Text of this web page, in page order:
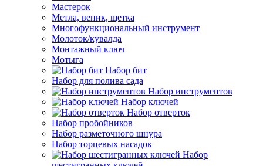
Мастерок
Метла, веник, щетка
Многофункциональный инструмент
Молоток/кувалда
Монтажный ключ
Мотыга
Набор бит
Набор для полива сада
Набор инструментов
Набор ключей
Набор отверток
Набор пробойников
Набор разметочного шнура
Набор торцевых насадок
Набор